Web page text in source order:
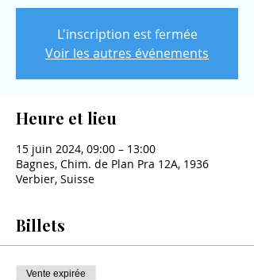
L'inscription est fermée
Voir les autres événements
Heure et lieu
15 juin 2024, 09:00 – 13:00
Bagnes, Chim. de Plan Pra 12A, 1936
Verbier, Suisse
Billets
Vente expirée